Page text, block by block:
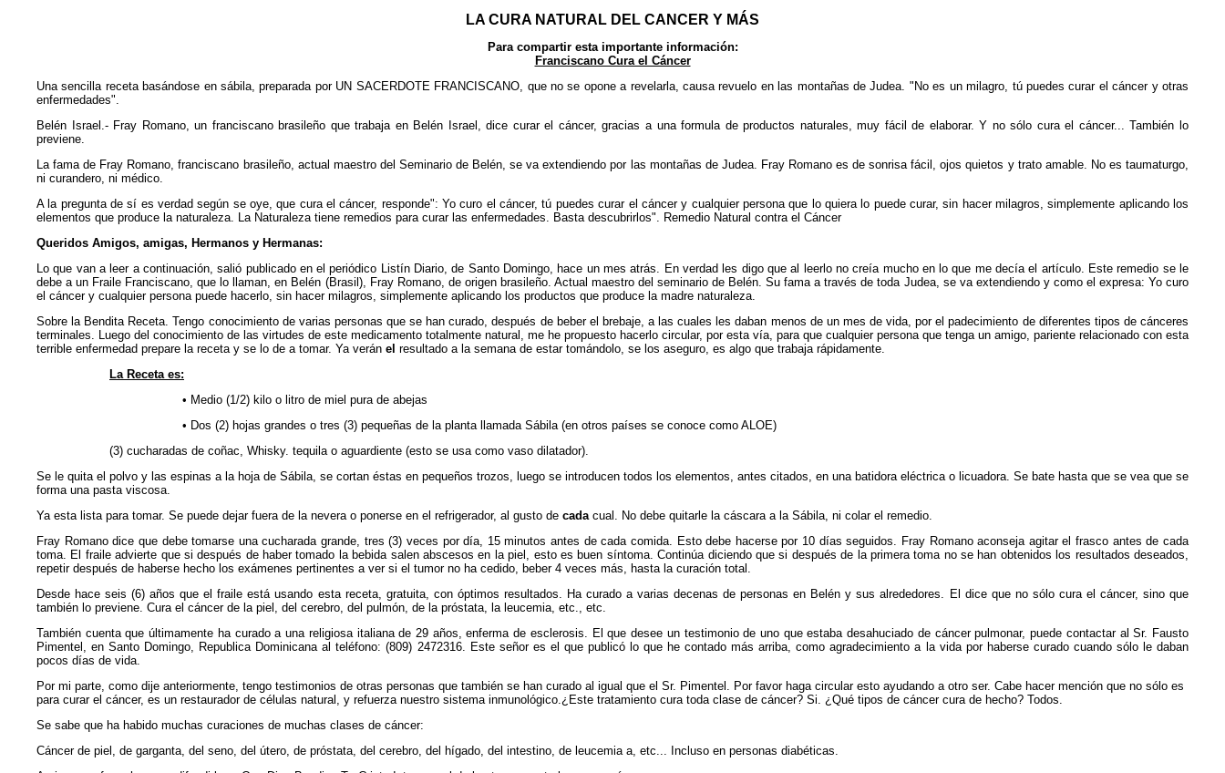
LA CURA NATURAL DEL CANCER Y MÁS
Para compartir esta importante información:
Franciscano Cura el Cáncer
Una sencilla receta basándose en sábila, preparada por UN SACERDOTE FRANCISCANO, que no se opone a revelarla, causa revuelo en las montañas de Judea. "No es un milagro, tú puedes curar el cáncer y otras
enfermedades".
Belén Israel.- Fray Romano, un franciscano brasileño que trabaja en Belén Israel, dice curar el cáncer, gracias a una formula de productos naturales, muy fácil de elaborar. Y no sólo cura el cáncer... También lo
previene.
La fama de Fray Romano, franciscano brasileño, actual maestro del Seminario de Belén, se va extendiendo por las montañas de Judea. Fray Romano es de sonrisa fácil, ojos quietos y trato amable. No es taumaturgo,
ni curandero, ni médico.
A la pregunta de sí es verdad según se oye, que cura el cáncer, responde": Yo curo el cáncer, tú puedes curar el cáncer y cualquier persona que lo quiera lo puede curar, sin hacer milagros, simplemente aplicando los
elementos que produce la naturaleza. La Naturaleza tiene remedios para curar las enfermedades. Basta descubrirlos". Remedio Natural contra el Cáncer
Queridos Amigos, amigas, Hermanos y Hermanas:
Lo que van a leer a continuación, salió publicado en el periódico Listín Diario, de Santo Domingo, hace un mes atrás. En verdad les digo que al leerlo no creía mucho en lo que me decía el artículo. Este remedio se le
debe a un Fraile Franciscano, que lo llaman, en Belén (Brasil), Fray Romano, de origen brasileño. Actual maestro del seminario de Belén. Su fama a través de toda Judea, se va extendiendo y como el expresa: Yo curo
el cáncer y cualquier persona puede hacerlo, sin hacer milagros, simplemente aplicando los productos que produce la madre naturaleza.
Sobre la Bendita Receta. Tengo conocimiento de varias personas que se han curado, después de beber el brebaje, a las cuales les daban menos de un mes de vida, por el padecimiento de diferentes tipos de cánceres
terminales. Luego del conocimiento de las virtudes de este medicamento totalmente natural, me he propuesto hacerlo circular, por esta vía, para que cualquier persona que tenga un amigo, pariente relacionado con esta
terrible enfermedad prepare la receta y se lo de a tomar. Ya verán el resultado a la semana de estar tomándolo, se los aseguro, es algo que trabaja rápidamente.
La Receta es:
• Medio (1/2) kilo o litro de miel pura de abejas
• Dos (2) hojas grandes o tres (3) pequeñas de la planta llamada Sábila (en otros países se conoce como ALOE)
(3) cucharadas de coñac, Whisky. tequila o aguardiente (esto se usa como vaso dilatador).
Se le quita el polvo y las espinas a la hoja de Sábila, se cortan éstas en pequeños trozos, luego se introducen todos los elementos, antes citados, en una batidora eléctrica o licuadora. Se bate hasta que se vea que se
forma una pasta viscosa.
Ya esta lista para tomar. Se puede dejar fuera de la nevera o ponerse en el refrigerador, al gusto de cada cual. No debe quitarle la cáscara a la Sábila, ni colar el remedio.
Fray Romano dice que debe tomarse una cucharada grande, tres (3) veces por día, 15 minutos antes de cada comida. Esto debe hacerse por 10 días seguidos. Fray Romano aconseja agitar el frasco antes de cada
toma. El fraile advierte que si después de haber tomado la bebida salen abscesos en la piel, esto es buen síntoma. Continúa diciendo que si después de la primera toma no se han obtenidos los resultados deseados,
repetir después de haberse hecho los exámenes pertinentes a ver si el tumor no ha cedido, beber 4 veces más, hasta la curación total.
Desde hace seis (6) años que el fraile está usando esta receta, gratuita, con óptimos resultados. Ha curado a varias decenas de personas en Belén y sus alrededores. El dice que no sólo cura el cáncer, sino que
también lo previene. Cura el cáncer de la piel, del cerebro, del pulmón, de la próstata, la leucemia, etc., etc.
También cuenta que últimamente ha curado a una religiosa italiana de 29 años, enferma de esclerosis. El que desee un testimonio de uno que estaba desahuciado de cáncer pulmonar, puede contactar al Sr. Fausto
Pimentel, en Santo Domingo, Republica Dominicana al teléfono: (809) 2472316. Este señor es el que publicó lo que he contado más arriba, como agradecimiento a la vida por haberse curado cuando sólo le daban
pocos días de vida.
Por mi parte, como dije anteriormente, tengo testimonios de otras personas que también se han curado al igual que el Sr. Pimentel. Por favor haga circular esto ayudando a otro ser. Cabe hacer mención que no sólo es
para curar el cáncer, es un restaurador de células natural, y refuerza nuestro sistema inmunológico.¿Este tratamiento cura toda clase de cáncer? Si. ¿Qué tipos de cáncer cura de hecho? Todos.
Se sabe que ha habido muchas curaciones de muchas clases de cáncer:
Cáncer de piel, de garganta, del seno, del útero, de próstata, del cerebro, del hígado, del intestino, de leucemia a, etc... Incluso en personas diabéticas.